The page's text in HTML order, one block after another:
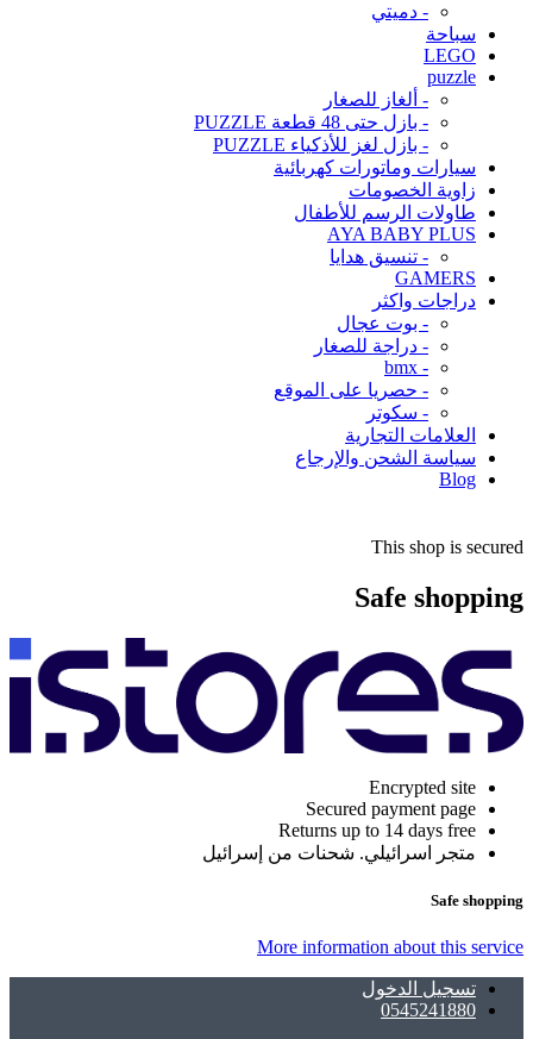
- دميتي
سباحة
LEGO
puzzle
- ألغاز للصغار
- بازل حتى 48 قطعة PUZZLE
- بازل لغز للأذكياء PUZZLE
سيارات وماتورات كهربائية
زاوية الخصومات
طاولات الرسم للأطفال
AYA BABY PLUS
- تنسيق هدايا
GAMERS
دراجات واكثر
- بوت عجال
- دراجة للصغار
- bmx
- حصريا على الموقع
- سكوتر
العلامات التجارية
سياسة الشحن والإرجاع
Blog
This shop is secured
Safe shopping
Encrypted site
Secured payment page
Returns up to 14 days free
متجر اسرائيلي. شحنات من إسرائيل
Safe shopping
More information about this service
تسجيل الدخول
0545241880